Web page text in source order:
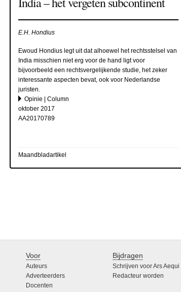
E.H. Hondius
Ewoud Hondius legt uit dat alhoewel het rechtsstelsel van
India misschien niet erg voor de hand ligt voor
bijvoorbeeld een rechtsvergelijkende studie, het zeker
interessante aspecten bevat, ook voor Nederlandse
juristen.
Opinie | Column
oktober 2017
AA20170789
Maandbladartikel
Voor
Auteurs
Adverteerders
Docenten
Bijdragen
Schrijven voor Ars Aequi
Redacteur worden